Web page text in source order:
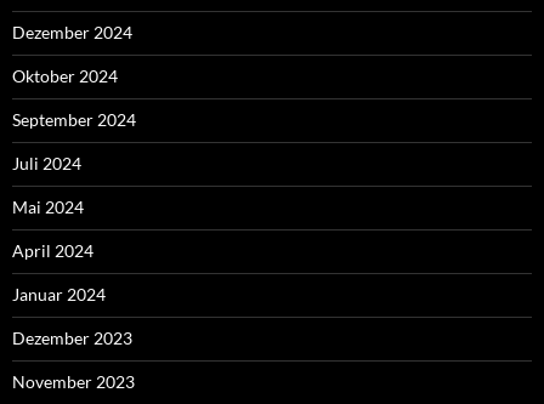
Dezember 2024
Oktober 2024
September 2024
Juli 2024
Mai 2024
April 2024
Januar 2024
Dezember 2023
November 2023